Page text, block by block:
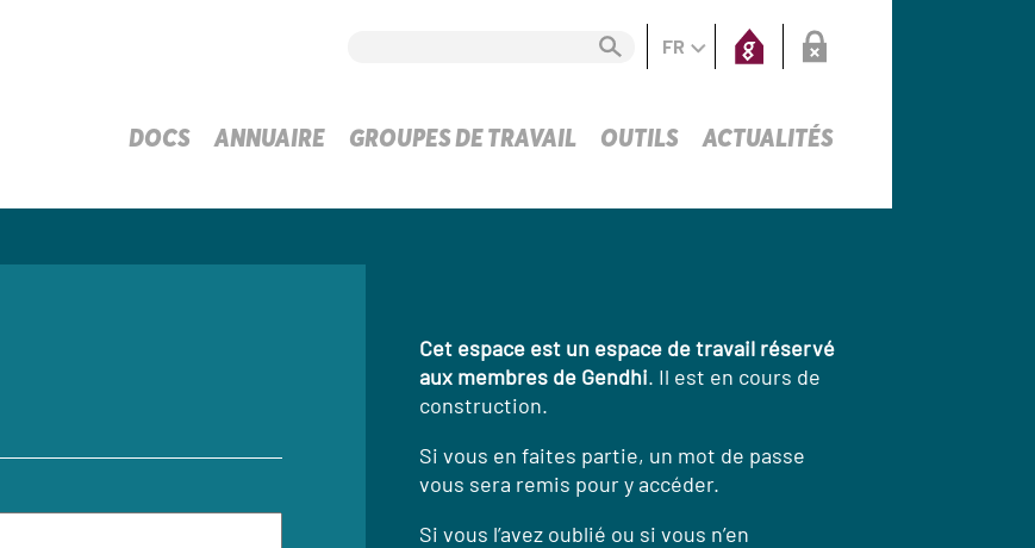
FR
DOCS ANNUAIRE GROUPES DE TRAVAIL OUTILS ACTUALITÉS
Cet espace est un espace de travail réservé
aux membres de Gendhi. Il est en cours de
construction.
Si vous en faites partie, un mot de passe
vous sera remis pour y accéder.
Si vous l’avez oublié ou si vous n’en